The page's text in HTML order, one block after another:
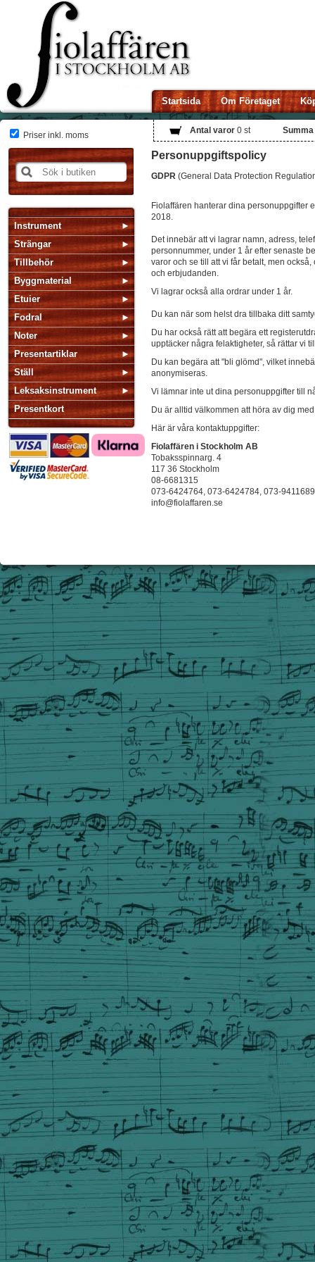
Startsida Om Företaget
Antal varor 0 st Summa
Priser inkl. moms
Instrument
Strängar
Tillbehör
Byggmaterial
Etuier
Fodral
Noter
Presentartiklar
Ställ
Leksaksinstrument
Presentkort
Personuppgiftspolicy
GDPR (General Data Protection
Fiolaffären hanterar dina personuppgifter
2018.
Det innebär att vi lagrar namn, adress,
personnummer, under 1 år efter senaste
varor och se till att vi får betalt, men
och erbjudanden.
Vi lagrar också alla ordrar under 1 år.
Du kan när som helst dra tillbaka ditt
Du har också rätt att begära ett
upptäcker några felaktigheter, så rättar vi
Du kan begära att "bli glömd", vilket
anonymiseras.
Vi lämnar inte ut dina personuppgifter till
Du är alltid välkommen att höra av dig
Här är våra kontaktuppgifter:
Fiolaffären i Stockholm AB
Tobaksspinnarg. 4
117 36 Stockholm
08-6681315
073-6424764, 073-6424784, 073-9411689
info@fiolaffaren.se